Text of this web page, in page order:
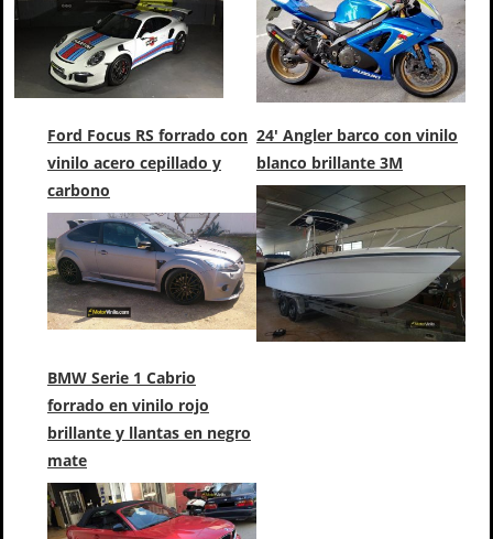
Ford Focus RS forrado con
vinilo acero cepillado y
carbono
24' Angler barco con vinilo
blanco brillante 3M
BMW Serie 1 Cabrio
forrado en vinilo rojo
brillante y llantas en negro
mate